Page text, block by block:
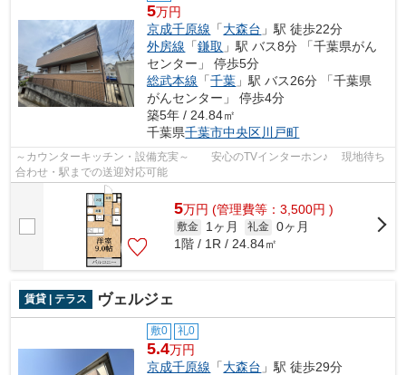
5万円
京成千原線 「大森台 」駅 徒歩22分
外房線 「鎌取 」駅 バス8分 「千葉県がん
センター」 停歩5分
総武本線 「千葉 」駅 バス26分 「千葉県
がんセンター」 停歩4分
築5年 / 24.84㎡
千葉県千葉市中央区川戸町
～カウンターキッチン・設備充実～ 安心のTVインターホン♪ 現地待ち
合わせ・駅までの送迎対応可能
5万円 (管理費等：3,500円 )
敷金 1ヶ月 礼金 0ヶ月
1階 / 1R / 24.84㎡
賃貸 | テラス ヴェルジェ
敷0 礼0
5.4万円
京成千原線 「大森台 」駅 徒歩29分